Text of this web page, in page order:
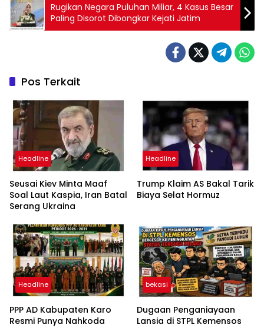
Rugikan Negara Puluhan Miliar, 4 Kasus Besar
Paling Disorot Dibongkar Kejati Jatim
Pos Terkait
Headline
Seusai Kiev Minta Maaf
Soal Laut Kaspia, Iran Batal
Serang Ukraina
Headline
Trump Klaim AS Bakal Tarik
Biaya Selat Hormuz
Headline
PPP AD Kabupaten Karo
Resmi Punya Nahkoda
bekasi
Dugaan Penganiayaan
Lansia di STPL Kemensos